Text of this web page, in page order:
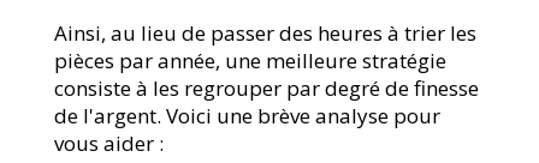
Ainsi, au lieu de passer des heures à trier les
pièces par année, une meilleure stratégie
consiste à les regrouper par degré de finesse
de l'argent. Voici une brève analyse pour
vous aider :